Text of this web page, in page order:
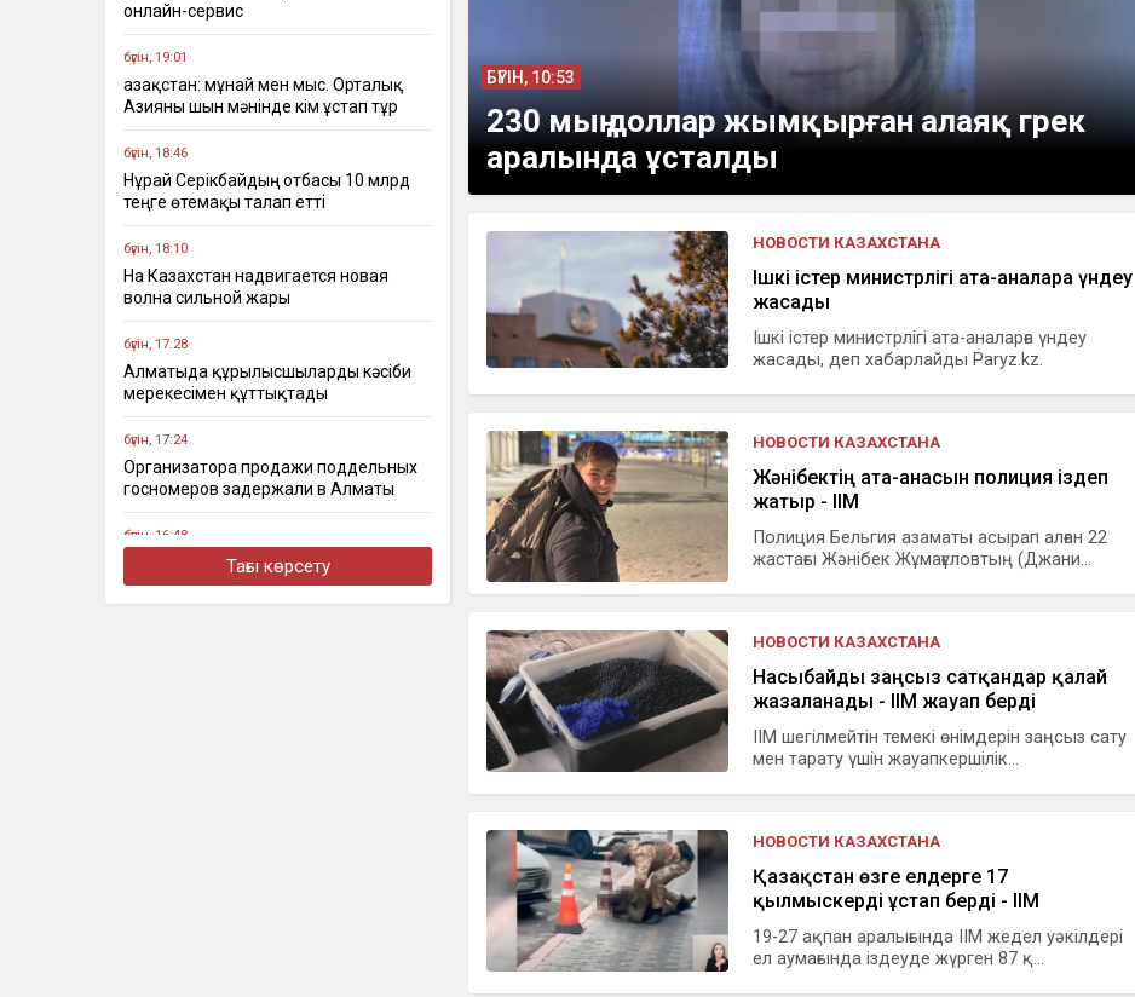
онлайн-сервис
бүгін, 19:01
Қазақстан: мұнай мен мыс. Орталық
Азияны шын мәнінде кім ұстап тұр
бүгін, 18:46
Нұрай Серікбайдың отбасы 10 млрд
теңге өтемақы талап етті
бүгін, 18:10
На Казахстан надвигается новая
волна сильной жары
бүгін, 17:28
Алматыда құрылысшыларды кәсіби
мерекесімен құттықтады
бүгін, 17:24
Организатора продажи поддельных
госномеров задержали в Алматы
бүгін, 16:48
Алматыда жеңіл көлік тоқтап тұрған
жүк көлігімен соқтығысты
Тағы көрсету
БҮГІН, 10:53
230 мың доллар жымқырған алаяқ грек
аралында ұсталды
НОВОСТИ КАЗАХСТАНА
Ішкі істер министрлігі ата-аналарға үндеу
жасады
Ішкі істер министрлігі ата-аналарға үндеу
жасады, деп хабарлайды Paryz.kz.
НОВОСТИ КАЗАХСТАНА
Жәнібектің ата-анасын полиция іздеп
жатыр - ІІМ
Полиция Бельгия азаматы асырап алған 22
жастағы Жәнібек Жұмағұловтың (Джани...
НОВОСТИ КАЗАХСТАНА
Насыбайды заңсыз сатқандар қалай
жазаланады - ІІМ жауап берді
ІІМ шегілмейтін темекі өнімдерін заңсыз сату
мен тарату үшін жауапкершілік...
НОВОСТИ КАЗАХСТАНА
Қазақстан өзге елдерге 17
қылмыскерді ұстап берді - ІІМ
19-27 ақпан аралығында ІІМ жедел уәкілдері
ел аумағында іздеуде жүрген 87 қ...